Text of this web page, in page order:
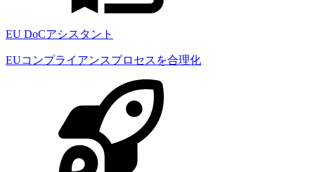
EU DoCアシスタント
EUコンプライアンスプロセスを合理化